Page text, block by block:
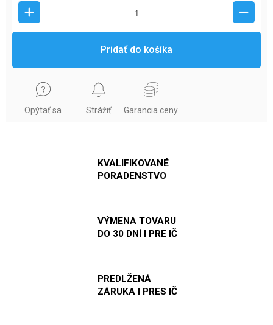
Pridať do košíka
Opýtať sa Strážiť Garancia ceny
KVALIFIKOVANÉ
PORADENSTVO
VÝMENA TOVARU
DO 30 DNÍ I PRE IČ
PREDLŽENÁ
ZÁRUKA I PRES IČ